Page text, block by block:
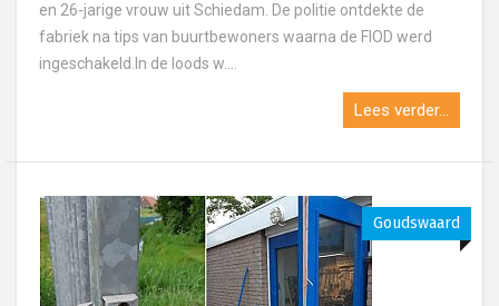
en 26-jarige vrouw uit Schiedam. De politie ontdekte de
fabriek na tips van buurtbewoners waarna de FIOD werd
ingeschakeld.In de loods w....
Lees verder...
Goudswaard